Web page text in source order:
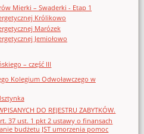
Mierki – Swaderki - Etap 1
Królikowo
Marózek
Jemiołowo
– część III
Kolegium Odwoławczego w
DO REJESTRU ZABYTKÓW.
37 ust. 1 pkt 2 ustawy o finansach
budżetu JST umorzenia pomoc